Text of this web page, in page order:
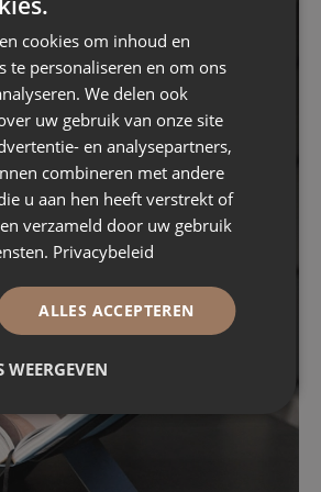
cookies om inhoud en
te personaliseren en om ons
We delen ook
uw gebruik van onze site
en analysepartners,
combineren met andere
u aan hen heeft verstrekt of
verzameld door uw gebruik
Privacybeleid
ALLES ACCEPTEREN
WEERGEVEN